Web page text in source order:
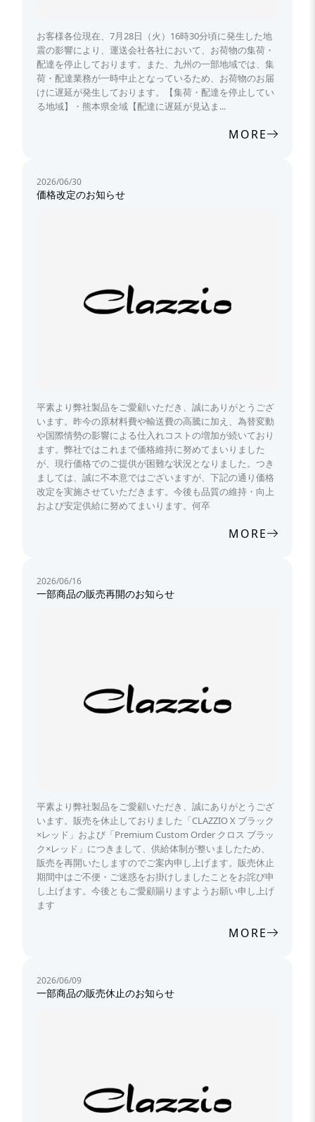
お客様各位現在、7月28日（火）16時30分頃に発生した地
震の影響により、運送会社各社において、お荷物の集荷・
配達を停止しております。また、九州の一部地域では、集
荷・配達業務が一時中止となっているため、お荷物のお届
けに遅延が発生しております。【集荷・配達を停止してい
る地域】・熊本県全域【配達に遅延が見込ま...
MORE
2026/06/30
価格改定のお知らせ
平素より弊社製品をご愛顧いただき、誠にありがとうござ
います。昨今の原材料費や輸送費の高騰に加え、為替変動
や国際情勢の影響による仕入れコストの増加が続いており
ます。弊社ではこれまで価格維持に努めてまいりました
が、現行価格でのご提供が困難な状況となりました。つき
ましては、誠に不本意ではございますが、下記の通り価格
改定を実施させていただきます。今後も品質の維持・向上
および安定供給に努めてまいります。何卒
MORE
2026/06/16
一部商品の販売再開のお知らせ
平素より弊社製品をご愛顧いただき、誠にありがとうござ
います。販売を休止しておりました「CLAZZIO X ブラック
×レッド」および「Premium Custom Order クロス ブラッ
ク×レッド」につきまして、供給体制が整いましたため、
販売を再開いたしますのでご案内申し上げます。販売休止
期間中はご不便・ご迷惑をお掛けしましたことをお詫び申
し上げます。今後ともご愛顧賜りますようお願い申し上げ
ます
MORE
2026/06/09
一部商品の販売休止のお知らせ